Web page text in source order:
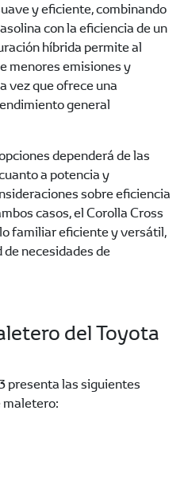
y eficiente, combinando
con la eficiencia de un
híbrida permite al
menores emisiones y
vez que ofrece una
general
dependerá de las
a potencia y
sobre eficiencia
casos, el Corolla Cross
familiar eficiente y versátil,
necesidades de
del Toyota
presenta las siguientes
maletero: